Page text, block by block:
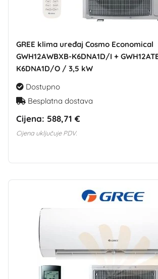
GREE klima uređaj Cosmo Economical
GWH12AWBXB-K6DNA1D/I +
K6DNA1D/O / 3,5 kW
Dostupno
Besplatna dostava
Cijena: 588,71 €
Cijena uključuje PDV.